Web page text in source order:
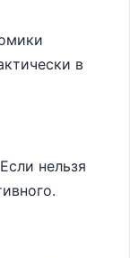
в
нельзя